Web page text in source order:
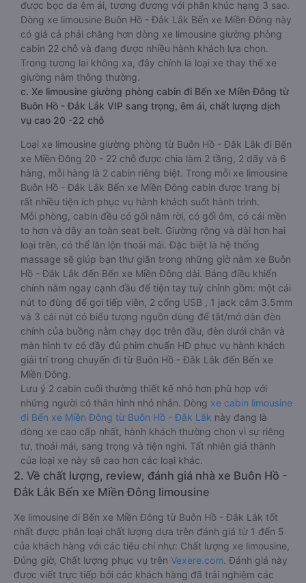
được bọc da êm ái, tương đương với phân khúc hạng 3 sao.
Dòng xe limousine Buôn Hồ - Đắk Lắk Bến xe Miền Đông này
có giá cả phải chăng hơn dòng xe limousine giường phòng
cabin 22 chỗ và đang được nhiều hành khách lựa chọn.
Trong tương lai không xa, đây chính là loại xe thay thế xe
giường nằm thông thường.
c. Xe limousine giường phòng cabin đi Bến xe Miền Đông từ
Buôn Hồ - Đắk Lắk VIP sang trọng, êm ái, chất lượng dịch
vụ cao 20 -22 chỗ
Loại xe limousine giường phòng từ Buôn Hồ - Đắk Lắk đi Bến
xe Miền Đông 20 - 22 chỗ được chia làm 2 tầng, 2 dãy và 6
hàng, mỗi hàng là 2 cabin riêng biệt. Trong mỗi xe limousine
Buôn Hồ - Đắk Lắk Bến xe Miền Đông cabin được trang bị
rất nhiều tiện ích phục vụ hành khách suốt hành trình.
Mỗi phòng, cabin đều có gối nằm rời, có gối ôm, có cái mền
to hơn và dây an toàn seat belt. Giường rộng và dài hơn hai
loại trên, có thể lăn lộn thoải mái. Đặc biệt là hệ thống
massage sẽ giúp bạn thư giãn trong những giờ nằm xe Buôn
Hồ - Đắk Lắk đến Bến xe Miền Đông dài. Bảng điều khiển
chính nằm ngay cạnh đầu để tiện tay tuỳ chỉnh gồm: một cái
nút to đùng để gọi tiếp viên, 2 cổng USB , 1 jack cắm 3.5mm
và 3 cái nút có biểu tượng nguồn dùng để tắt/mở dàn đèn
chính của buồng nằm chạy dọc trên đầu, đèn dưới chân và
màn hình tv có đầy đủ phim chuẩn HD phục vụ hành khách
giải trí trong chuyến đi từ Buôn Hồ - Đắk Lắk đến Bến xe
Miền Đông.
Lưu ý 2 cabin cuối thường thiết kế nhỏ hơn phù hợp với
những người có thân hình nhỏ nhắn. Dòng xe cabin limousine
đi Bến xe Miền Đông từ Buôn Hồ - Đắk Lắk này đang là
dòng xe cao cấp nhất, hành khách thường chọn vì sự riêng
tư, thoải mái, sang trọng và tiện nghi. Tất nhiên giá thành
của loại xe này sẽ cao hơn các loại khác.
2. Về chất lượng, review, đánh giá nhà xe Buôn Hồ -
Đắk Lắk Bến xe Miền Đông limousine
Xe limousine đi Bến xe Miền Đông từ Buôn Hồ - Đắk Lắk tốt
nhất được phân loại chất lượng dựa trên đánh giá từ 1 đến 5
của khách hàng với các tiêu chí như: Chất lượng xe limousine,
Đúng giờ, Chất lượng phục vụ trên Vexere.com. Đánh giá này
được viết trực tiếp bởi các khách hàng đã trải nghiệm các